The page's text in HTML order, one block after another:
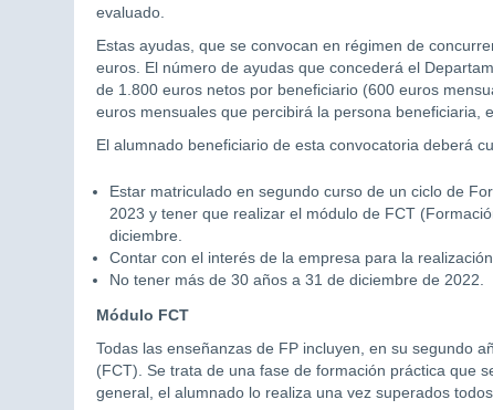
evaluado.
Estas ayudas, que se convocan en régimen de
euros. El número de ayudas que concederá el
de 1.800 euros netos por beneficiario (600 euros
euros mensuales que percibirá la persona beneficiaria,
El alumnado beneficiario de esta convocatoria deberá
Estar matriculado en segundo curso de un ciclo de
2023 y tener que realizar el módulo de FCT
diciembre.
Contar con el interés de la empresa para la
No tener más de 30 años a 31 de diciembre de 2022.
Módulo FCT
Todas las enseñanzas de FP incluyen, en su segundo
(FCT). Se trata de una fase de formación práctica que
general, el alumnado lo realiza una vez superados